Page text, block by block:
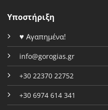
Υποστήριξη
♥ Αγαπημένα!
info@gorogias.gr
+30 22370 22752
+30 6974 614 341